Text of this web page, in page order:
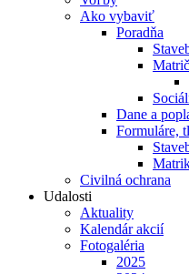
Ako vybaviť
Poradňa
Dane a
Formuláre,
Civilná ochrana
Udalosti
Aktuality
Kalendár akcií
Fotogaléria
2025